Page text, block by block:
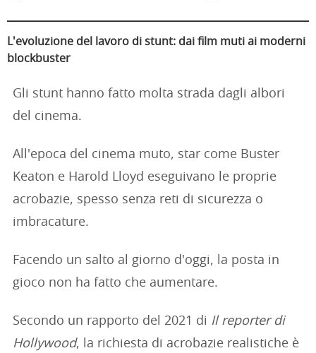
L'evoluzione del lavoro di stunt: dai film muti ai moderni
blockbuster
Gli stunt hanno fatto molta strada dagli albori
del cinema.
All'epoca del cinema muto, star come Buster
Keaton e Harold Lloyd eseguivano le proprie
acrobazie, spesso senza reti di sicurezza o
imbracature.
Facendo un salto al giorno d'oggi, la posta in
gioco non ha fatto che aumentare.
Secondo un rapporto del 2021 di Il reporter di
Hollywood, la richiesta di acrobazie realistiche è